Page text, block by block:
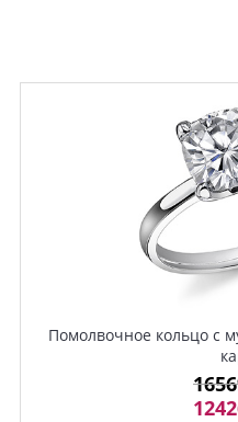
Помолвочное кольцо с